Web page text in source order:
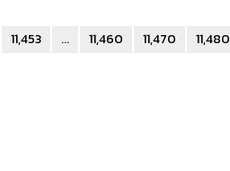
11,453 ... 11,460 11,470 11,480